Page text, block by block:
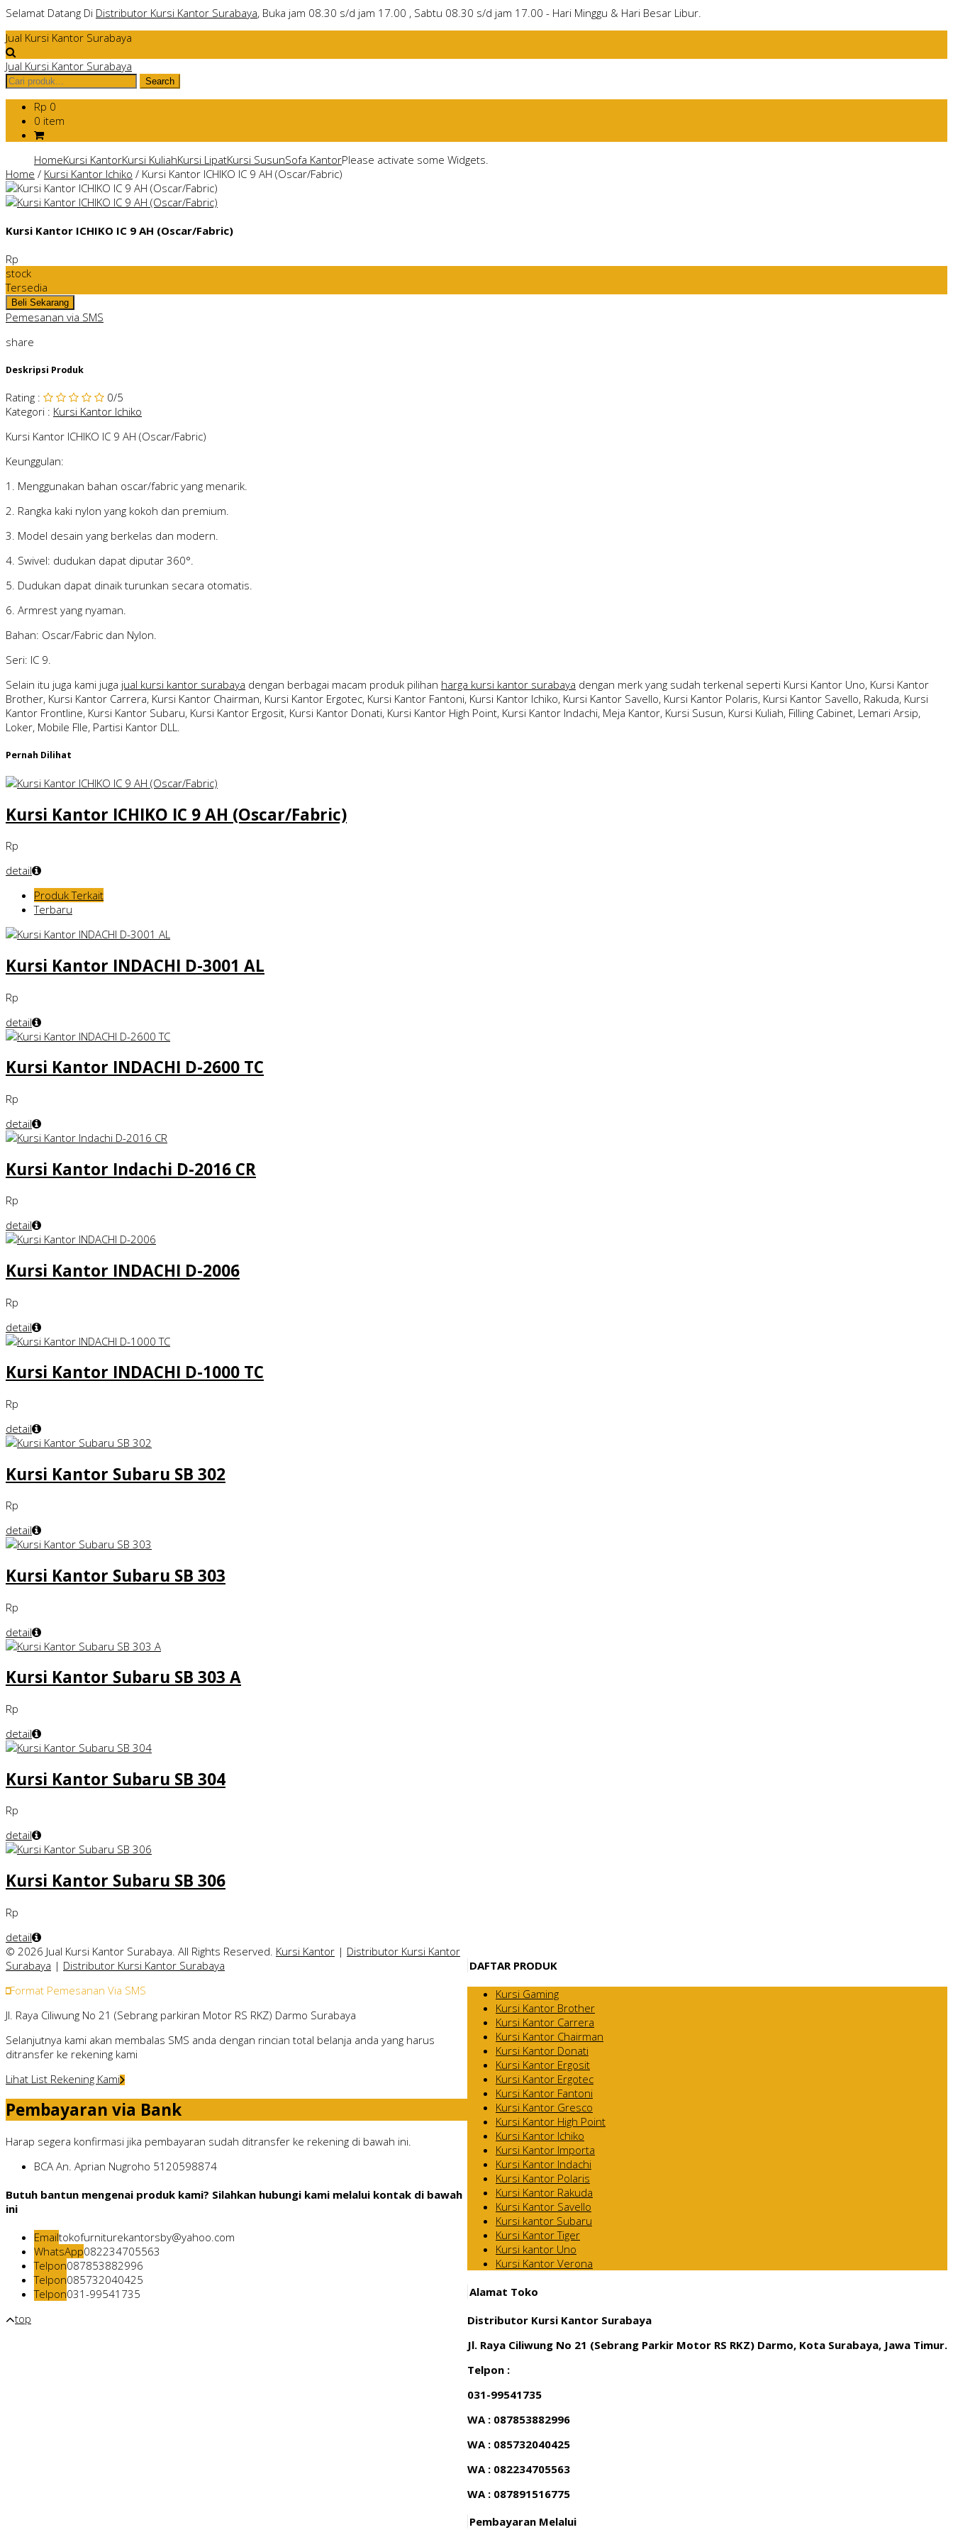
Selamat Datang Di Distributor Kursi Kantor Surabaya, Buka jam 08.30 s/d jam 17.00 , Sabtu 08.30 s/d jam 17.00 - Hari Minggu & Hari Besar Libur.
Jual Kursi Kantor Surabaya
Jual Kursi Kantor Surabaya
Rp 0
0 item
HomeKursi KantorKursi KuliahKursi LipatKursi SusunSofa Kantor
Home / Kursi Kantor Ichiko / Kursi Kantor ICHIKO IC 9 AH (Oscar/Fabric)
Kursi Kantor ICHIKO IC 9 AH (Oscar/Fabric)
Rp
stock
Tersedia
Pemesanan via SMS
share
Deskripsi Produk
Rating : 0/5
Kategori : Kursi Kantor Ichiko
Kursi Kantor ICHIKO IC 9 AH (Oscar/Fabric)
Keunggulan:
1. Menggunakan bahan oscar/fabric yang menarik.
2. Rangka kaki nylon yang kokoh dan premium.
3. Model desain yang berkelas dan modern.
4. Swivel: dudukan dapat diputar 360°.
5. Dudukan dapat dinaik turunkan secara otomatis.
6. Armrest yang nyaman.
Bahan: Oscar/Fabric dan Nylon.
Seri: IC 9.
Selain itu juga kami juga jual kursi kantor surabaya dengan berbagai macam produk pilihan harga kursi kantor surabaya dengan merk yang sudah terkenal seperti Kursi Kantor Uno, Kursi Kantor
Brother, Kursi Kantor Carrera, Kursi Kantor Chairman, Kursi Kantor Ergotec, Kursi Kantor Fantoni, Kursi Kantor Ichiko, Kursi Kantor Savello, Kursi Kantor Polaris, Kursi Kantor Savello, Rakuda, Kursi
Kantor Frontline, Kursi Kantor Subaru, Kursi Kantor Ergosit, Kursi Kantor Donati, Kursi Kantor High Point, Kursi Kantor Indachi, Meja Kantor, Kursi Susun, Kursi Kuliah, Filling Cabinet, Lemari Arsip,
Loker, Mobile FIle, Partisi Kantor DLL.
Pernah Dilihat
Kursi Kantor ICHIKO IC 9 AH (Oscar/Fabric)
Rp
detail
Produk Terkait
Terbaru
Kursi Kantor INDACHI D-3001 AL
Rp
detail
Kursi Kantor INDACHI D-2600 TC
Rp
detail
Kursi Kantor Indachi D-2016 CR
Rp
detail
Kursi Kantor INDACHI D-2006
Rp
detail
Kursi Kantor INDACHI D-1000 TC
Rp
detail
Kursi Kantor Subaru SB 302
Rp
detail
Kursi Kantor Subaru SB 303
Rp
detail
Kursi Kantor Subaru SB 303 A
Rp
detail
Kursi Kantor Subaru SB 304
Rp
detail
Kursi Kantor Subaru SB 306
Rp
detail
DAFTAR PRODUK
Kursi Gaming
Kursi Kantor Brother
Kursi Kantor Carrera
Kursi Kantor Chairman
Kursi Kantor Donati
Kursi Kantor Ergosit
Kursi Kantor Ergotec
Kursi Kantor Fantoni
Kursi Kantor Gresco
Kursi Kantor High Point
Kursi Kantor Ichiko
Kursi Kantor Importa
Kursi Kantor Indachi
Kursi Kantor Polaris
Kursi Kantor Rakuda
Kursi Kantor Savello
Kursi kantor Subaru
Kursi Kantor Tiger
Kursi kantor Uno
Kursi Kantor Verona
Alamat Toko
Distributor Kursi Kantor Surabaya
Jl. Raya Ciliwung No 21 (Sebrang Parkir Motor RS RKZ) Darmo, Kota Surabaya, Jawa Timur.
Telpon :
031-99541735
WA : 087853882996
WA : 085732040425
WA : 082234705563
WA : 087891516775
Pembayaran Melalui
Please activate some Widgets.
© 2026 Jual Kursi Kantor Surabaya. All Rights Reserved. Kursi Kantor | Distributor Kursi Kantor
Surabaya | Distributor Kursi Kantor Surabaya
Format Pemesanan Via SMS
Jl. Raya Ciliwung No 21 (Sebrang parkiran Motor RS RKZ) Darmo Surabaya
Selanjutnya kami akan membalas SMS anda dengan rincian total belanja anda yang harus
ditransfer ke rekening kami
Lihat List Rekening Kami
Pembayaran via Bank
Harap segera konfirmasi jika pembayaran sudah ditransfer ke rekening di bawah ini.
BCA An. Aprian Nugroho 5120598874
Butuh bantun mengenai produk kami? Silahkan hubungi kami melalui kontak di bawah
ini
Emailtokofurniturekantorsby@yahoo.com
WhatsApp082234705563
Telpon087853882996
Telpon085732040425
Telpon031-99541735
top